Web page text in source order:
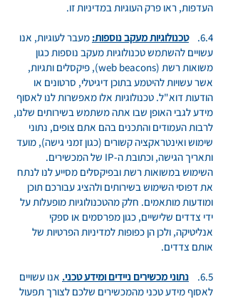
העדפות, ראו פרק העוגיות במדיניות זו.
6.4. טכנולוגיות מעקב נוספות: מעבר לעוגיות, אנו
עשויים להשתמש טכנולוגיות מעקב נוספות כגון
משואות רשת (web beacons), פיקסלים ותגיות,
אשר עשויות להיטמע בתוכן דיגיטלי, סרטונים או
הודעות דוא"ל. טכנולוגיות אלו מאפשרות לנו לאסוף
מידע לגבי האופן שבו אתה משתמש בשירותים שלנו,
לרבות העמודים והתכנים בהם אתם צופים, נתוני
שימוש ואינטראקציה קשורים (כגון זמני גישה), מועד
ותאריך הגישה, וכתובת ה‑IP של המכשירים.
השימוש במשואות רשת ובפיקסלים מסייע לנו לנתח
את דפוסי השימוש בשירותים ולהציג עבורכם תוכן
ומודעות מותאמים. חלק מהטכנולוגיות מופעלות על
ידי צדדים שלישיים, כגון מפרסמים או ספקי
אנליטיקה, ולכן הן כפופות למדיניות הפרטיות של
אותם צדדים.
6.5. נתוני מכשירים ניידים ומידע טכני. אנו עשויים
לאסוף מידע טכני מהמכשירים שלכם לצורך תפעול